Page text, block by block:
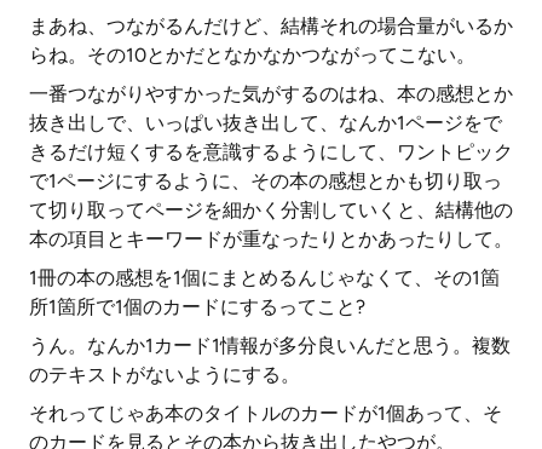
まあね、つながるんだけど、結構それの場合量がいるか
らね。その10とかだとなかなかつながってこない。
一番つながりやすかった気がするのはね、本の感想とか
抜き出しで、いっぱい抜き出して、なんか1ページをで
きるだけ短くするを意識するようにして、ワントピック
で1ページにするように、その本の感想とかも切り取っ
て切り取ってページを細かく分割していくと、結構他の
本の項目とキーワードが重なったりとかあったりして。
1冊の本の感想を1個にまとめるんじゃなくて、その1箇
所1箇所で1個のカードにするってこと?
うん。なんか1カード1情報が多分良いんだと思う。複数
のテキストがないようにする。
それってじゃあ本のタイトルのカードが1個あって、そ
のカードを見るとその本から抜き出したやつが。